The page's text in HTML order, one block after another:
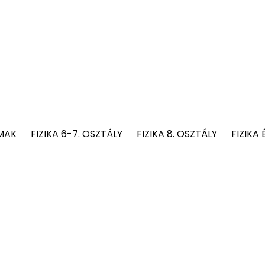
FIZIKA 6-7. OSZTÁLY FIZIKA 8. OSZTÁLY FIZIKA